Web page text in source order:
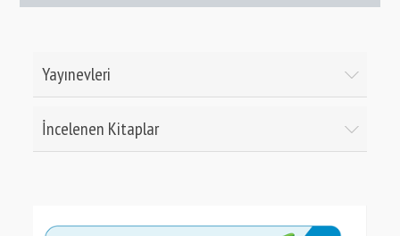
Yayınevleri
İncelenen Kitaplar